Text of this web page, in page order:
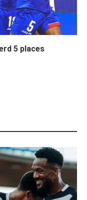
5 places